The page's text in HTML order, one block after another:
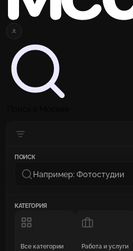
ПОИСК
КАТЕГОРИЯ
Все категории Работа и услуги